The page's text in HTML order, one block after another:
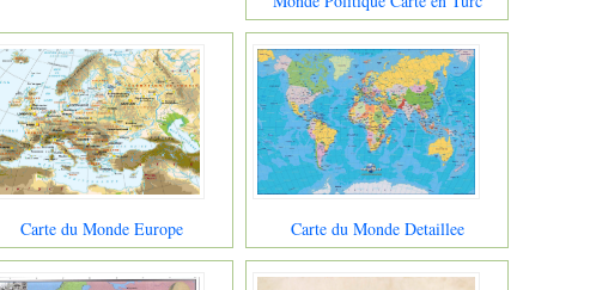
Carte du Monde Europe Carte du Monde Detaillee